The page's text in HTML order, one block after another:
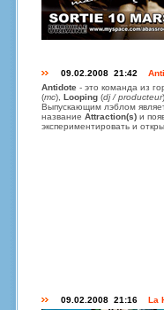
09.02.2008 21:42
Antidote - это команда из
(mc), Looping (dj / producteur
Выпускающим лэблом
название Attraction(s) и
экспериментировать и
09.02.2008 21:16 La